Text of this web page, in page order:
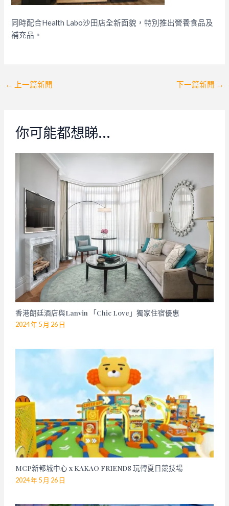
同時配合Health Labo沙田店全新面貌，特別推出營養食品及
補充品。
Post
← 上一篇新聞 下一篇新聞 →
你可能都想睇…
香港朗廷酒店與Lanvin 「Chic Love」獨家住宿優惠
2024 年 5 月 26 日
MCP新都城中心 x KAKAO FRIENDS 玩轉夏日競技場
2024 年 5 月 26 日